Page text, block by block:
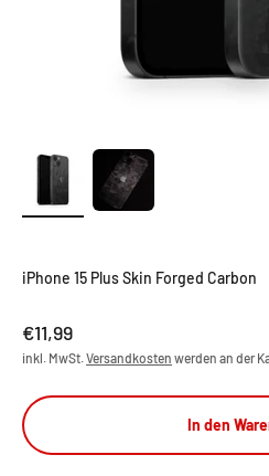
iPhone 15 Plus Skin Forged Carbon
Angebot
€11,99
inkl. MwSt.Versandkosten werden an der
In den